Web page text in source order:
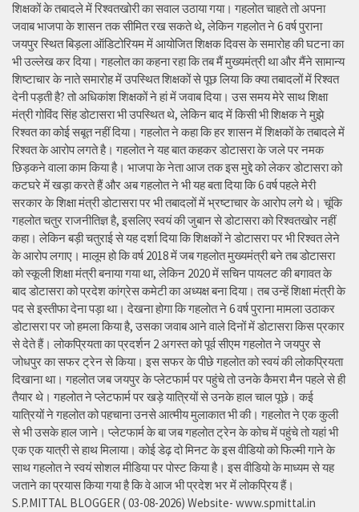
शिक्षकों के तबादले में रिश्वतखोरी का सवाल उठाया गया। गहलोत चाहते तो अपना
जवाब भाजपा के शासन तक सीमित रख सकते थे, लेकिन गहलोत ने 6 वर्ष पुराना
जयपुर स्थित बिड़ला ऑडिटोरियम में आयोजित शिक्षक दिवस के समारोह की घटना का
भी उल्लेख कर दिया। गहलोत का कहना रहा कि तब मैं मुख्यमंत्री था और मैंने सामान्य
शिष्टाचार के नाते समारोह में उपस्थित शिक्षकों से पूछ लिया कि क्या तबादलों में रिश्वत
देनी पड़ती है? तो अधिकांश शिक्षकों ने हां में जवाब दिया। उस समय मेरे साथ शिक्षा
मंत्री गोविंद सिंह डोटासरा भी उपस्थित थे, लेकिन बाद में किसी भी शिक्षक ने मुझे
रिश्वत का कोई सबूत नहीं दिया। गहलोत ने कहा कि हर शासन में शिक्षकों के तबादले में
रिश्वत के आरोप लगते है। गहलोत ने यह बात कहकर डोटासरा के जले पर नमक
छिड़कने वाला काम किया है। भाजपा के नेता आज तक इस मुद्दे को लेकर डोटासरा को
कटघरे में खड़ा करते हैं और अब गहलोत ने भी यह बता दिया कि 6 वर्ष पहले मेरी
सरकार के शिक्षा मंत्री डोटासरा पर भी तबादलों में भ्रष्टाचार के आरोप लगे थे। चूंकि
गहलोत चतुर राजनीतिज्ञ है, इसलिए स्वयं की जुबान से डोटासरा को रिश्वतखोर नहीं
कहा। लेकिन बड़ी चतुराई से यह दर्शा दिया कि शिक्षकों ने डोटासरा पर भी रिश्वत लेने
के आरोप लगाए। मालूम हो कि वर्ष 2018 में जब गहलोत मुख्यमंत्री बने तब डोटासरा
को स्कूली शिक्षा मंत्री बनाया गया था, लेकिन 2020 में सचिन पायलट की बगावत के
बाद डोटासरा को प्रदेश कांग्रेस कमेटी का अध्यक्ष बना दिया। तब उन्हें शिक्षा मंत्री के
पद से इस्तीफा देना पड़ा था। देखना होगा कि गहलोत ने 6 वर्ष पुराना मामला उठाकर
डोटासरा पर जो हमला किया है, उसका जवाब आने वाले दिनों में डोटासरा किस प्रकार
से देते हैं। लोकप्रियता का प्रदर्शन 2 अगस्त को पूर्व सीएम गहलोत ने जयपुर से
जोधपुर का सफर ट्रेन से किया। इस सफर के पीछे गहलोत को स्वयं की लोकप्रियता
दिखाना था। गहलोत जब जयपुर के प्लेटफार्म पर पहुंचे तो उनके कैमरा मैन पहले से ही
तैयार थे। गहलोत ने प्लेटफार्म पर खड़े यात्रियों से उनके हाल चाल पूछे। कई
यात्रियों ने गहलोत को पहचाना उनसे आत्मीय मुलाकात भी की। गहलोत ने एक कुली
से भी उसके हाल जाने। प्लेटफार्म के बा जब गहलोत ट्रेन के कोच में पहुंचे तो यहां भी
एक एक यात्री से हाथ मिलाया। कोई डेढ़ दो मिनट के इस वीडियो को फिल्मी गाने के
साथ गहलोत ने स्वयं सोशल मीडिया पर पोस्ट किया है। इस वीडियो के माध्यम से यह
जताने का प्रयास किया गया है कि वे आज भी प्रदेश भर में लोकप्रिय हैं।
S.P.MITTAL BLOGGER ( 03-08-2026) Website- www.spmittal.in